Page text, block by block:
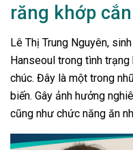
răng khớp
Lê Thị Trung Nguyên,
Hanseoul trong tình
chúc. Đây là một trong
biến. Gây ảnh hưởng
cũng như chức năng ăn